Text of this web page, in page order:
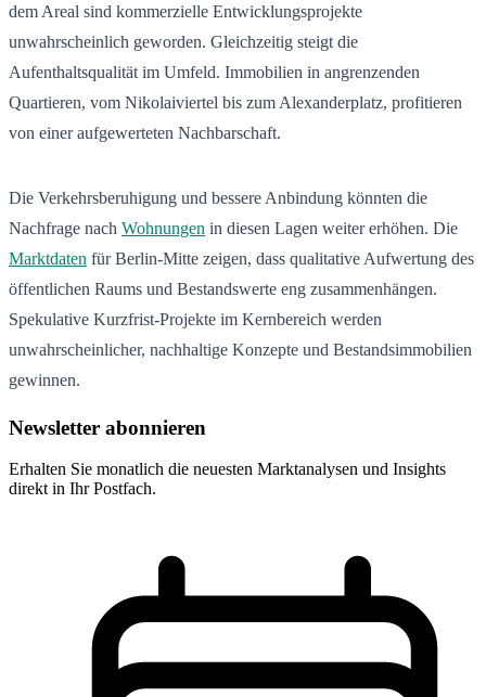
dem Areal sind kommerzielle Entwicklungsprojekte
unwahrscheinlich geworden. Gleichzeitig steigt die
Aufenthaltsqualität im Umfeld. Immobilien in angrenzenden
Quartieren, vom Nikolaiviertel bis zum Alexanderplatz, profitieren
von einer aufgewerteten Nachbarschaft.
Die Verkehrsberuhigung und bessere Anbindung könnten die
Nachfrage nach Wohnungen in diesen Lagen weiter erhöhen. Die
Marktdaten für Berlin-Mitte zeigen, dass qualitative Aufwertung des
öffentlichen Raums und Bestandswerte eng zusammenhängen.
Spekulative Kurzfrist-Projekte im Kernbereich werden
unwahrscheinlicher, nachhaltige Konzepte und Bestandsimmobilien
gewinnen.
Newsletter abonnieren
Erhalten Sie monatlich die neuesten Marktanalysen und Insights
direkt in Ihr Postfach.